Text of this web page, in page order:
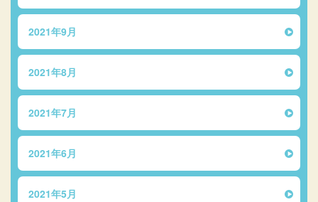
2021年9月
2021年8月
2021年7月
2021年6月
2021年5月